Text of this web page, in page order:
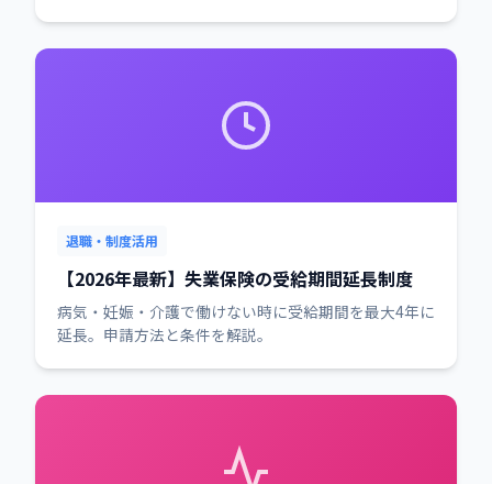
退職・制度活用
【2026年最新】失業保険の受給期間延長制度
病気・妊娠・介護で働けない時に受給期間を最大4年に
延長。申請方法と条件を解説。